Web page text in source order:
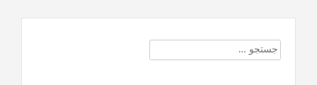
جستجو
برای: